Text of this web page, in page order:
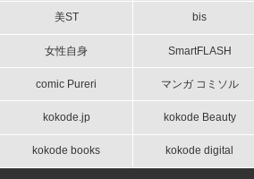
美ST bis
女性自身 SmartFLASH
comic Pureri マンガ コミソル
kokode.jp kokode Beauty
kokode books kokode digital